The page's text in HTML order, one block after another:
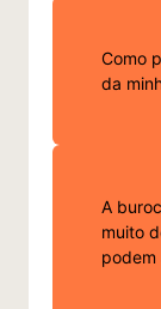
Como
da
A
muito
podem